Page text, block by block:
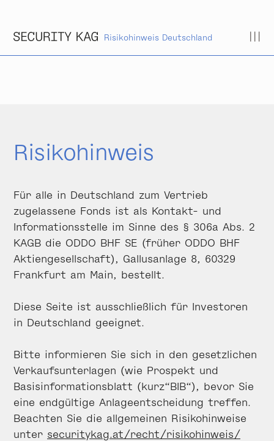
Risikohinweis Deutschland
Risikohinweis
Für alle in Deutschland zum Vertrieb
zugelassene Fonds ist als Kontakt- und
Informationsstelle im Sinne des § 306a Abs. 2
KAGB die ODDO BHF SE (früher ODDO BHF
Aktiengesellschaft), Gallusanlage 8, 60329
Frankfurt am Main, bestellt.
Diese Seite ist ausschließlich für Investoren
in Deutschland geeignet.
Bitte informieren Sie sich in den gesetzlichen
Verkaufsunterlagen (wie Prospekt und
Basisinformationsblatt (kurz“BIB“), bevor Sie
eine endgültige Anlageentscheidung treffen.
Beachten Sie die allgemeinen Risikohinweise
unter securitykag.at/recht/risikohinweis/